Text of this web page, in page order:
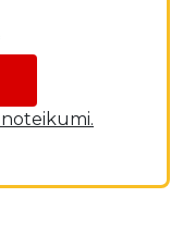
noteikumi.